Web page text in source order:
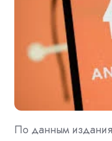
По данным